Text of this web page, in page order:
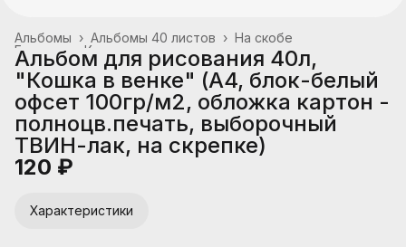
На скобе
Альбомы 40 листов ›
Альбомы ›
Канцтовары, школьные принадлежности
Главная
Альбом для рисования 40л,
"Кошка в венке" (А4, блок-белый
офсет 100гр/м2, обложка картон -
полноцв.печать, выборочный
ТВИН-лак, на скрепке)
120 ₽
Характеристики